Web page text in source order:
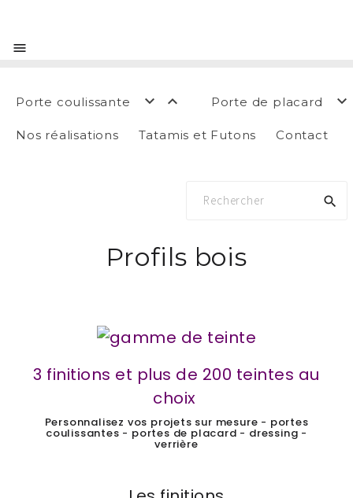

 
Porte coulissante 
Porte de placard
Nos réalisations Tatamis et Futons Contact

Profils bois
3 finitions et plus de 200 teintes au
choix
Personnalisez vos projets sur mesure - portes
coulissantes - portes de placard - dressing -
verrière